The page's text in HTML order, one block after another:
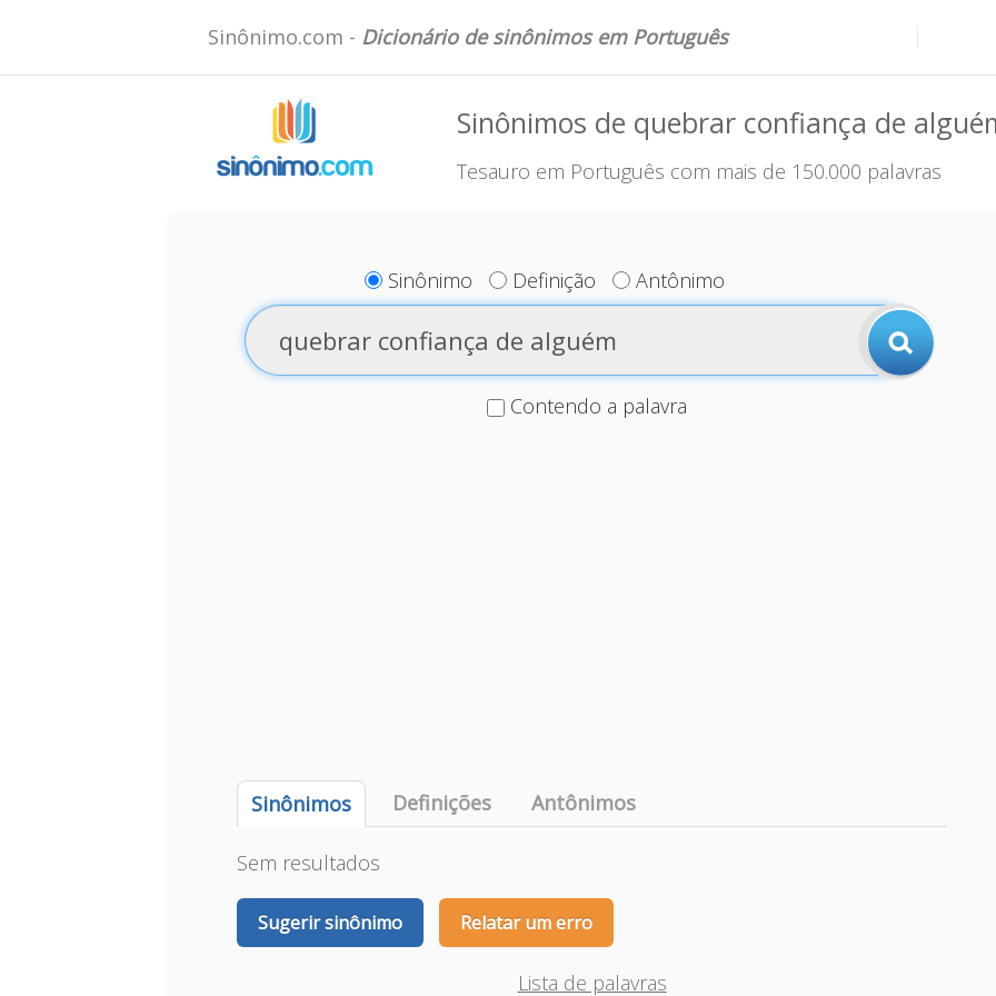
Sinônimo.com - Dicionário de sinônimos em Português
Sinônimos de quebrar confiança de
Tesauro em Português com mais de 150.000 palavras
Sinônimo Definição Antônimo
Contendo a palavra
Sinônimos Definições Antônimos
Sem resultados
Sugerir sinônimo Relatar um erro
Lista de palavras